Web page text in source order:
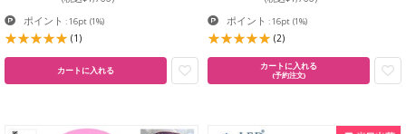
ポイント : 16pt (1%)
(1)
カートに入れる
ポイント : 16pt (1%)
(2)
カートに入れる
(予約注文)